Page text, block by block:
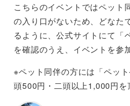
こちらのイベントではペット
の入り口がないため、どなた
るように、公式サイトにて「
を確認のうえ、イベントを参
※ペット同伴の方には「ペッ
頭500円・二頭以上1,000円を